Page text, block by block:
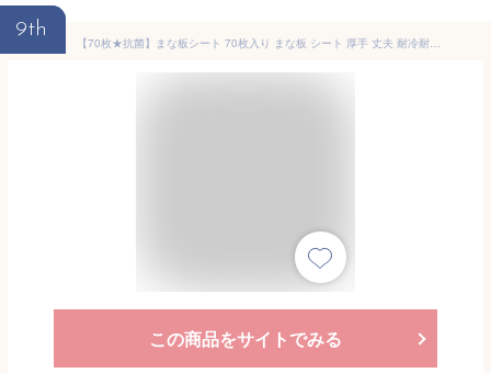
9th
【70枚★抗菌】まな板シート 70枚入り まな板 シート 厚手 丈夫 耐冷耐熱 抗菌 滑らない 使い捨て カットタイプ カットシート カット 汚れ防止 色移り防止 雑菌対策 食中毒対策 キッチン用品 ロールじゃない 丸まらない
この商品をサイトでみる